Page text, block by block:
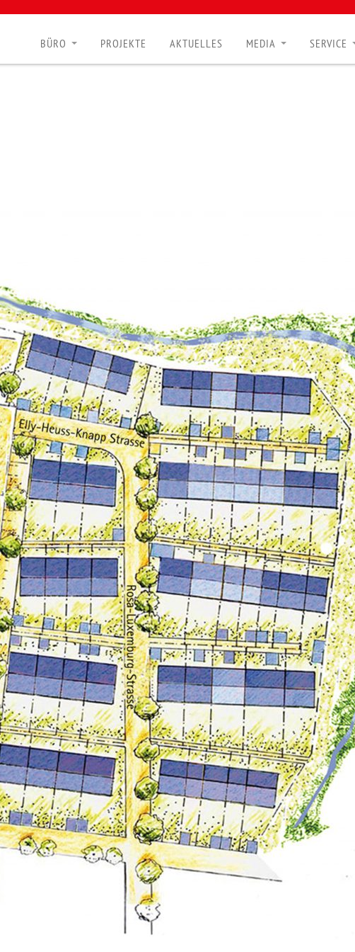
BÜRO PROJEKTE AKTUELLES MEDIA SERVICE